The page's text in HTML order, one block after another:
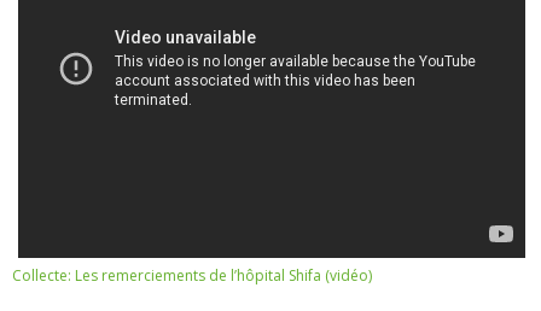
Collecte: Les remerciements de l’hôpital Shifa (vidéo)